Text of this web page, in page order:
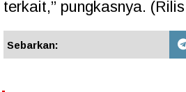
terkait,” pungkasnya.
Sebarkan: